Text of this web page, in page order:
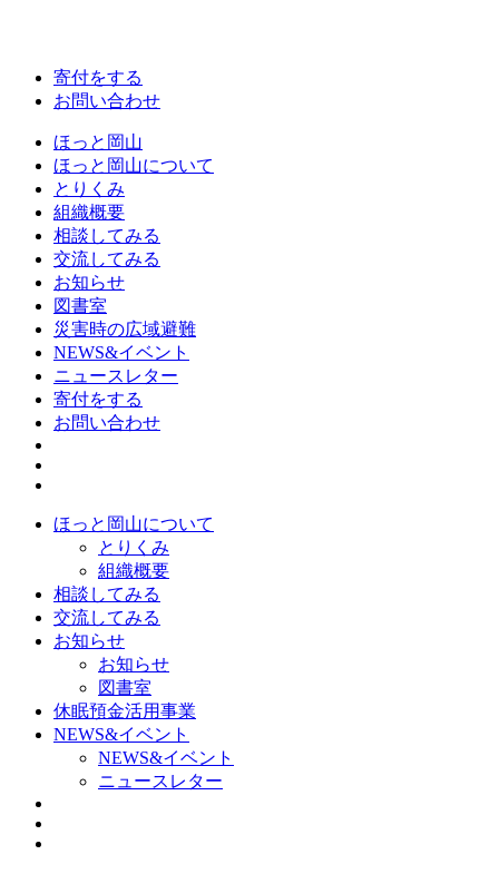
寄付をする
お問い合わせ
ほっと岡山
ほっと岡山について
とりくみ
組織概要
相談してみる
交流してみる
お知らせ
図書室
災害時の広域避難
NEWS&イベント
ニュースレター
寄付をする
お問い合わせ
ほっと岡山について
とりくみ
組織概要
相談してみる
交流してみる
お知らせ
お知らせ
図書室
休眠預金活用事業
NEWS&イベント
NEWS&イベント
ニュースレター